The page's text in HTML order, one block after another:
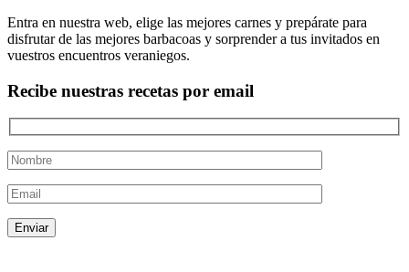
Entra en nuestra web, elige las mejores carnes y prepárate para
disfrutar de las mejores barbacoas y sorprender a tus invitados en
vuestros encuentros veraniegos.
Recibe nuestras recetas por email